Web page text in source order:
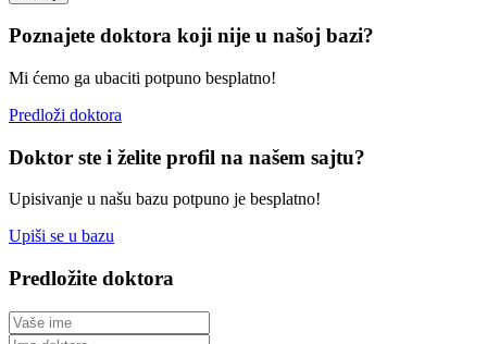
Poznajete doktora koji nije u našoj bazi?
Mi ćemo ga ubaciti potpuno besplatno!
Predloži doktora
Doktor ste i želite profil na našem sajtu?
Upisivanje u našu bazu potpuno je besplatno!
Upiši se u bazu
Predložite doktora